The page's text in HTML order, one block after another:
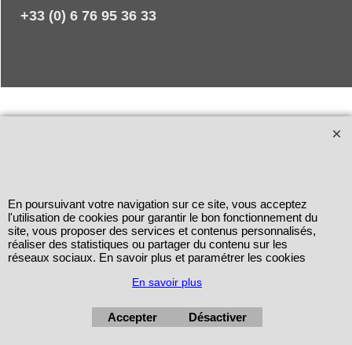
+33 (0) 6 76 95 36 33
En poursuivant votre navigation sur ce site, vous acceptez
l'utilisation de cookies pour garantir le bon fonctionnement du
site, vous proposer des services et contenus personnalisés,
réaliser des statistiques ou partager du contenu sur les
réseaux sociaux. En savoir plus et paramétrer les cookies
En savoir plus
Accepter Désactiver